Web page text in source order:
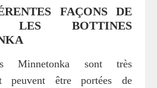
FAÇONS DE
LES BOTTINES
Minnetonka sont très
peuvent être portées de